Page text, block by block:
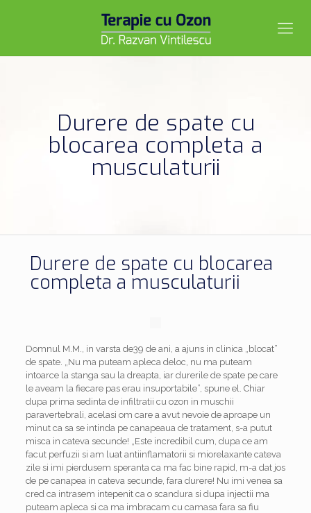
Durere de spate cu
blocarea completa a
musculaturii
Durere de spate cu blocarea
completa a musculaturii
Domnul M.M., in varsta de39 de ani, a ajuns in clinica „blocat”
de spate. „Nu ma puteam apleca deloc, nu ma puteam
intoarce la stanga sau la dreapta, iar durerile de spate pe care
le aveam la fiecare pas erau insuportabile”, spune el. Chiar
dupa prima sedinta de infiltratii cu ozon in muschii
paravertebrali, acelasi om care a avut nevoie de aproape un
minut ca sa se intinda pe canapeaua de tratament, s-a putut
misca in cateva secunde! „Este incredibil cum, dupa ce am
facut perfuzii si am luat antiinflamatorii si miorelaxante cateva
zile si imi pierdusem speranta ca ma fac bine rapid, m-a dat jos
de pe canapea in cateva secunde, fara durere! Nu imi venea sa
cred ca intrasem intepenit ca o scandura si dupa injectii ma
puteam apleca si ca ma imbracam cu camasa fara sa fiu